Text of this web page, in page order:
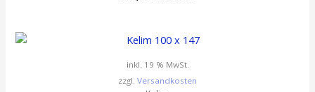
mit
inkl. 19 % MwSt.
zzgl. Versandkosten